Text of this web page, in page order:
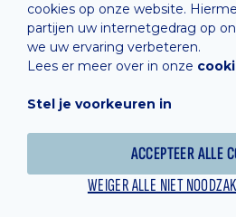
cookies op onze website.
partijen uw internetgedrag op
we uw ervaring verbeteren.
Lees er meer over in onze
Stel je voorkeuren in
ACCEPTEER ALLE
WEIGER ALLE NIET
verkoopsvoorwaarden
Cookie Policy
Hosted by Combell
Powered online by